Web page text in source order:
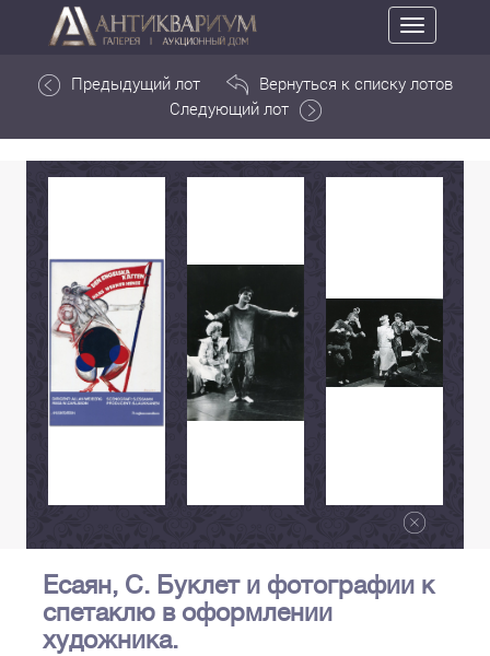
Toggle
navigation
Предыдущий лот
Вернуться к списку лотов
Следующий лот
Есаян, С. Буклет и фотографии к
спетаклю в оформлении
художника.